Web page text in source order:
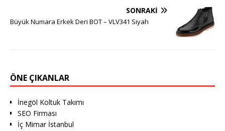
SONRAKI
Büyük Numara Erkek Deri BOT – VLV341 Siyah
ÖNE ÇIKANLAR
İnegöl Koltuk Takımı
SEO Firması
İç Mimar İstanbul